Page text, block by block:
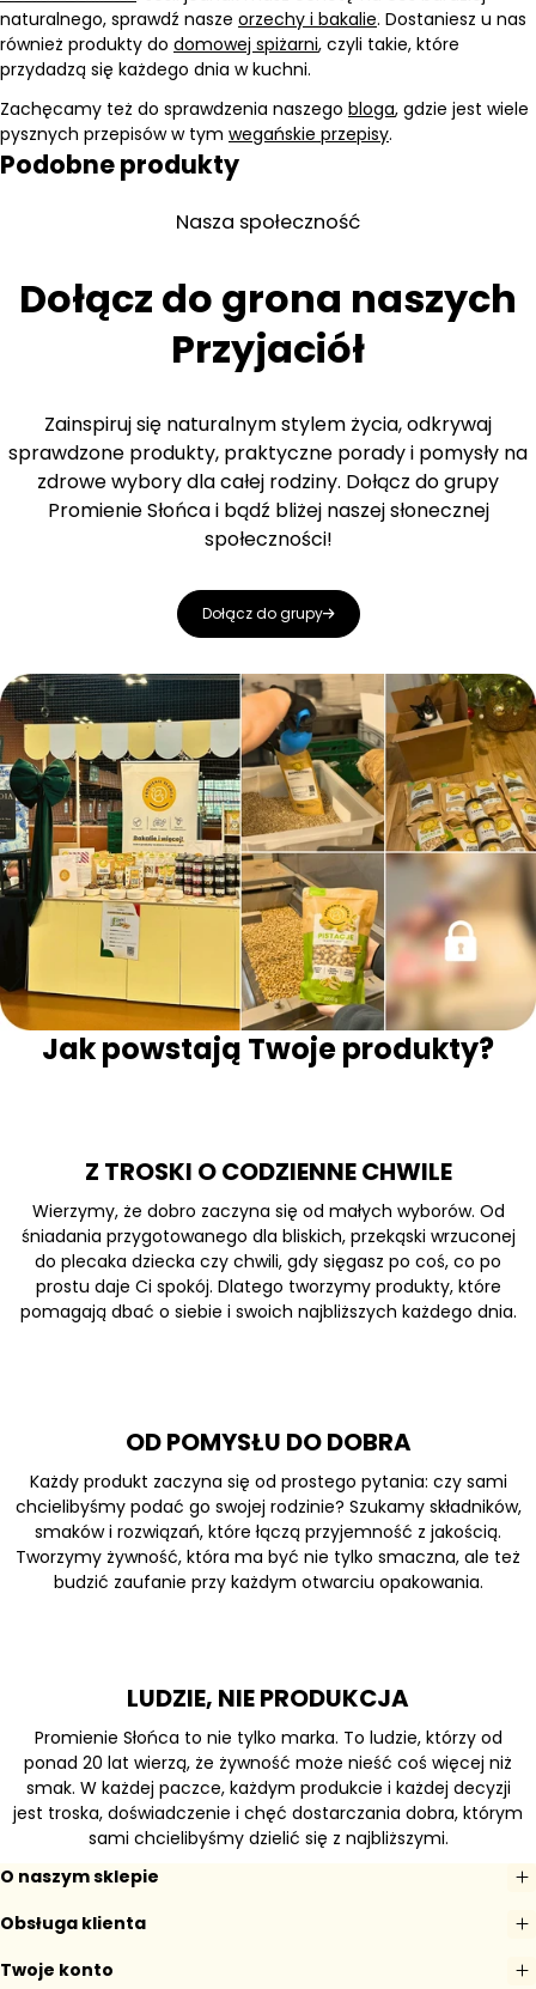
naturalnego, sprawdź nasze orzechy i bakalie. Dostaniesz u nas
również produkty do domowej spiżarni, czyli takie, które
przydadzą się każdego dnia w kuchni.
Zachęcamy też do sprawdzenia naszego bloga, gdzie jest wiele
pysznych przepisów w tym wegańskie przepisy.
Podobne produkty
Nasza społeczność
Dołącz do grona naszych
Przyjaciół
Zainspiruj się naturalnym stylem życia, odkrywaj
sprawdzone produkty, praktyczne porady i pomysły na
zdrowe wybory dla całej rodziny. Dołącz do grupy
Promienie Słońca i bądź bliżej naszej słonecznej
społeczności!
Dołącz do grupy
Jak powstają Twoje produkty?
Z TROSKI O CODZIENNE CHWILE
Wierzymy, że dobro zaczyna się od małych wyborów. Od
śniadania przygotowanego dla bliskich, przekąski wrzuconej
do plecaka dziecka czy chwili, gdy sięgasz po coś, co po
prostu daje Ci spokój. Dlatego tworzymy produkty, które
pomagają dbać o siebie i swoich najbliższych każdego dnia.
OD POMYSŁU DO DOBRA
Każdy produkt zaczyna się od prostego pytania: czy sami
chcielibyśmy podać go swojej rodzinie? Szukamy składników,
smaków i rozwiązań, które łączą przyjemność z jakością.
Tworzymy żywność, która ma być nie tylko smaczna, ale też
budzić zaufanie przy każdym otwarciu opakowania.
LUDZIE, NIE PRODUKCJA
Promienie Słońca to nie tylko marka. To ludzie, którzy od
ponad 20 lat wierzą, że żywność może nieść coś więcej niż
smak. W każdej paczce, każdym produkcie i każdej decyzji
jest troska, doświadczenie i chęć dostarczania dobra, którym
sami chcielibyśmy dzielić się z najbliższymi.
O naszym sklepie
Obsługa klienta
Twoje konto